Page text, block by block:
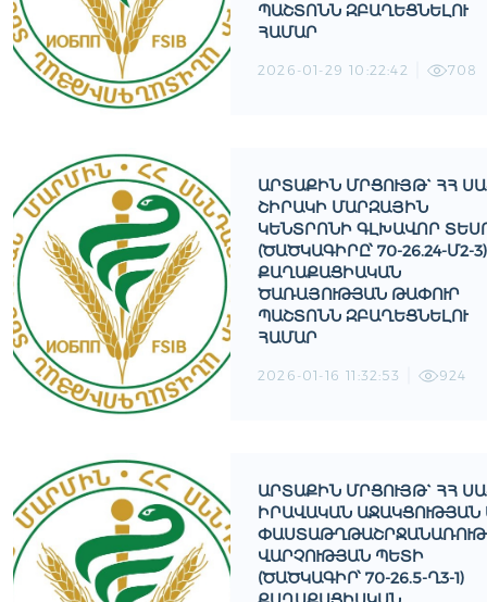
ՊԱՇՏՈՆՆ ԶԲԱՂԵՑՆԵԼՈՒ
ՀԱՄԱՐ
2026-01-29 10:22:42 708
ԱՐՏԱՔԻՆ ՄՐՑՈՒՅԹ` ՀՀ
ՇԻՐԱԿԻ ՄԱՐԶԱՅԻՆ
ԿԵՆՏՐՈՆԻ ԳԼԽԱՎՈՐ
(ԾԱԾԿԱԳԻՐԸ՝ 70-26.24-Մ2-3)
ՔԱՂԱՔԱՑԻԱԿԱՆ
ԾԱՌԱՅՈՒԹՅԱՆ ԹԱՓՈՒՐ
ՊԱՇՏՈՆՆ ԶԲԱՂԵՑՆԵԼՈՒ
ՀԱՄԱՐ
2026-01-16 11:32:53 924
ԱՐՏԱՔԻՆ ՄՐՑՈՒՅԹ` ՀՀ
ԻՐԱՎԱԿԱՆ ԱՋԱԿՑՈՒԹՅԱՆ
ԱՐՉՈՒԹՅԱՆ ՊԵՏԻ (
ԾԱԾԿԱԳԻՐ՝ 70-26.5-Ղ3-1) Ք